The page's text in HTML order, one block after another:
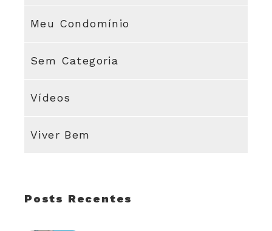
Meu Condomínio
Sem Categoria
Vídeos
Viver Bem
Posts Recentes